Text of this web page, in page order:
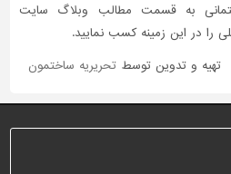
به قسمت مطالب وبلاگ سایت
را در این زمینه کسب نمایید.
تهیه و تدوین توسط تحریریه ساختمون